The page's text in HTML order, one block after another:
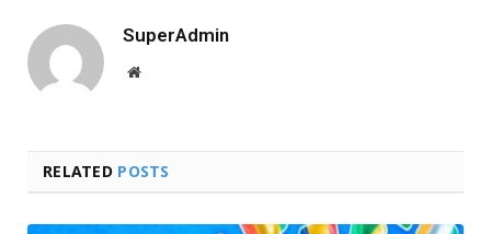
SuperAdmin
Website
RELATED POSTS